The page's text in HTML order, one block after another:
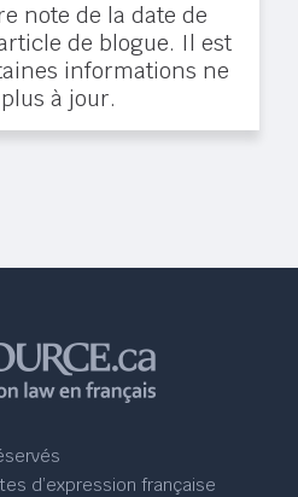
note de la date de
de blogue. Il est
informations ne
à jour.
d’expression française